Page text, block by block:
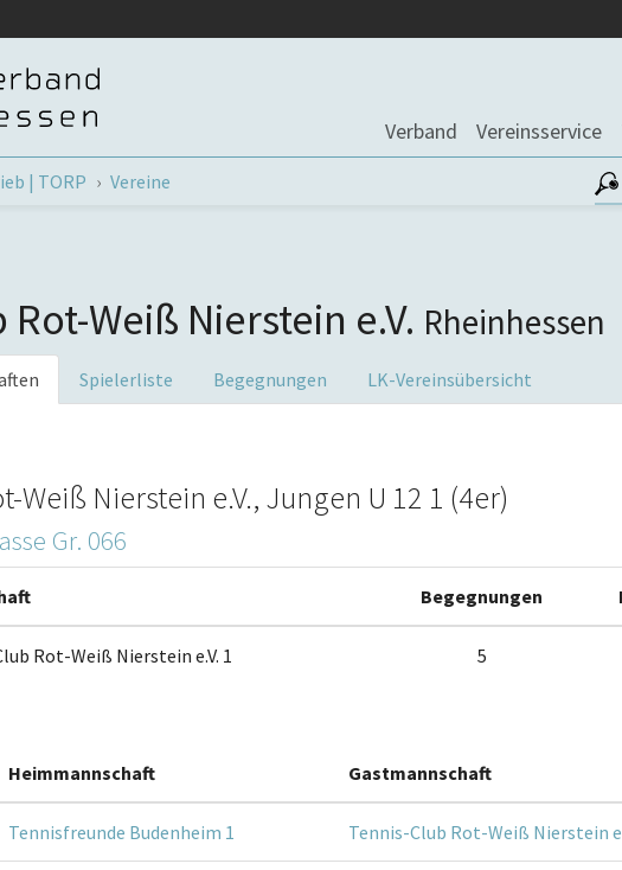
Verband Vereinsservice
| TORP Vereine
Weiß Nierstein e.V. Rheinhessen
Spielerliste Begegnungen LK-Vereinsübersicht
Weiß Nierstein e.V., Jungen U 12 1 (4er)
Gr. 066
Begegnungen
Rot-Weiß Nierstein e.V. 1 5
Heimmannschaft Gastmannschaft
Tennisfreunde Budenheim 1 Tennis-Club Rot-Weiß Nierstein